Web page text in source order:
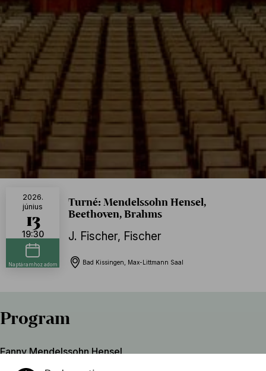
Turné: Mendelssohn Hensel,
Beethoven, Brahms
J. Fischer, Fischer
Bad Kissingen, Max-Littmann Saal
2026.
június
13
19:30
Naptáramhoz adom
Program
Fanny Mendelssohn Hensel